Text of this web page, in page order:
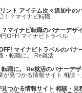
ント アイテム次々追加中の
マイナビ転職のバナーデザ
マイナビトラベルのバナ
職に。 Re就活のバナーデ
つかる情報サイト 相談・見